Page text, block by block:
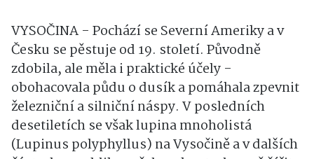
VYSOČINA - Pochází se Severní Ameriky a v
Česku se pěstuje od 19. století. Původně
zdobila, ale měla i praktické účely -
obohacovala půdu o dusík a pomáhala zpevnit
železniční a silniční náspy. V posledních
desetiletích se však lupina mnoholistá
(Lupinus polyphyllus) na Vysočině a v dalších